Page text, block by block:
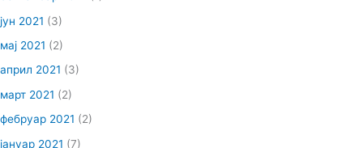
јун 2021 (3)
мај 2021 (2)
април 2021 (3)
март 2021 (2)
фебруар 2021 (2)
јануар 2021 (7)